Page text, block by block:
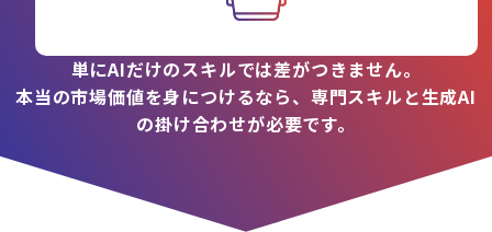
単にAIだけのスキルでは差がつきません。
本当の市場価値を身につけるなら、専門スキルと生成AI
の掛け合わせが必要です。